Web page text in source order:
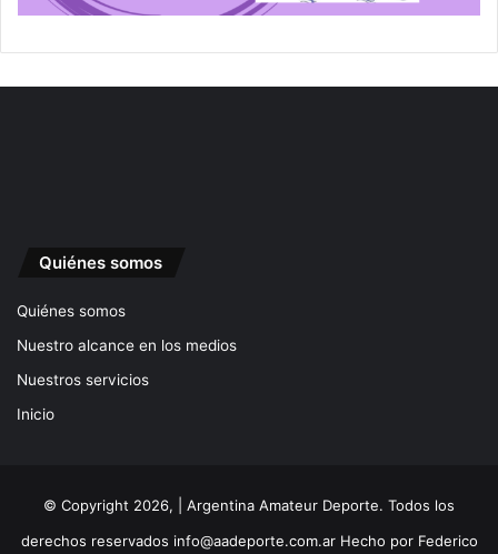
Quiénes somos
Quiénes somos
Nuestro alcance en los medios
Nuestros servicios
Inicio
© Copyright 2026, | Argentina Amateur Deporte. Todos los
derechos reservados info@aadeporte.com.arHecho por Federico